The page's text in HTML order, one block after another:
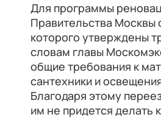
Для программы
Правительства Москвы
которого утверждены
словам главы
общие требования к
сантехники и
Благодаря этому
им не придется делать